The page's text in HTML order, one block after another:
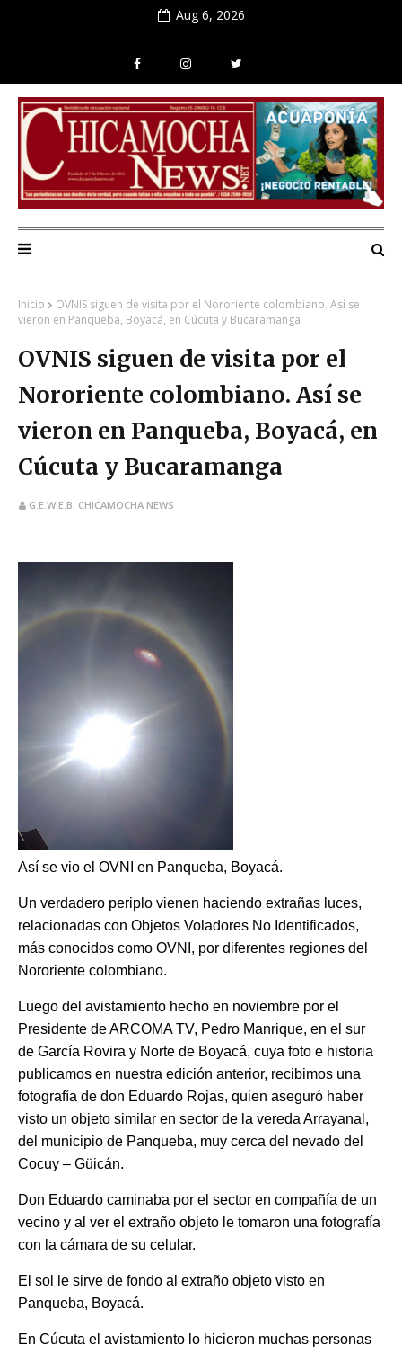
Aug 6, 2026
Inicio
OVNIS siguen de visita por el Nororiente colombiano. Así se
vieron en Panqueba, Boyacá, en Cúcuta y Bucaramanga
OVNIS siguen de visita por el
Nororiente colombiano. Así se
vieron en Panqueba, Boyacá, en
Cúcuta y Bucaramanga
G.E.W.E.B. CHICAMOCHA NEWS
​Así se vio el OVNI en Panqueba, Boyacá.
Un verdadero periplo vienen haciendo extrañas luces,
relacionadas con Objetos Voladores No Identificados,
más conocidos como OVNI, por diferentes regiones del
Nororiente colombiano.
Luego del avistamiento hecho en noviembre por el
Presidente de ARCOMA TV, Pedro Manrique, en el sur
de García Rovira y Norte de Boyacá, cuya foto e historia
publicamos en nuestra edición anterior, recibimos una
fotografía de don Eduardo Rojas, quien aseguró haber
visto un objeto similar en sector de la vereda Arrayanal,
del municipio de Panqueba, muy cerca del nevado del
Cocuy – Güicán.
Don Eduardo caminaba por el sector en compañía de un
vecino y al ver el extraño objeto le tomaron una fotografía
con la cámara de su celular.
El sol le sirve de fondo al extraño objeto visto en
Panqueba, Boyacá.
En Cúcuta el avistamiento lo hicieron muchas personas